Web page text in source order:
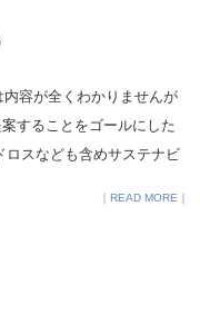
でいます。また、この活
なるお力添えをいただい
ころですが、生徒たちは
】ペルソナづくりとコンセ
ださるシェフにもご参加
だきました。その上で、
にイメージし、ターゲッ
、生徒たちが考えたペル
し、さらにブラッシュア
「持ち帰りデザート」を
容が全くわかりませんが
することをゴールにした
スなども含めサステナビ
READ MORE